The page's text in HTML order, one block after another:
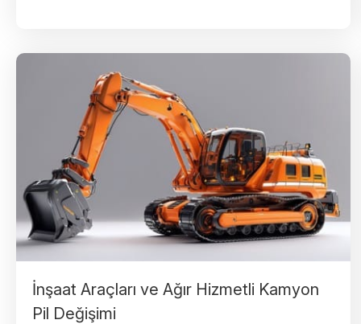
crecimiento anual compuesta superior al 18%. Como
núcleo de la transmisión de energía del vehículo, la
fiabilidad de los conectores de alto rendimiento
determina directamente la autonomía del vehículo y la
seguridad del usuario. Futronics se ha convertido en el
socio principal de los fabricantes de motocicletas
eléctricas gracias a tres grandes avances tecnológicos:
certificación impermeable IP68, capacidad de corriente
ultraalta de 200A y rango de temperatura completa de
-40°C a 125°C. Futronics ha resuelto los puntos críticos
de la industria con su tecnología innovadora y ha
redefinido el valor de referencia de los conectores,
İnşaat Araçları ve Ağır Hizmetli Kamyon
Pil Değişimi